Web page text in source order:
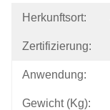
Herkunftsort:
Zertifizierung:
Anwendung:
Gewicht (kg):